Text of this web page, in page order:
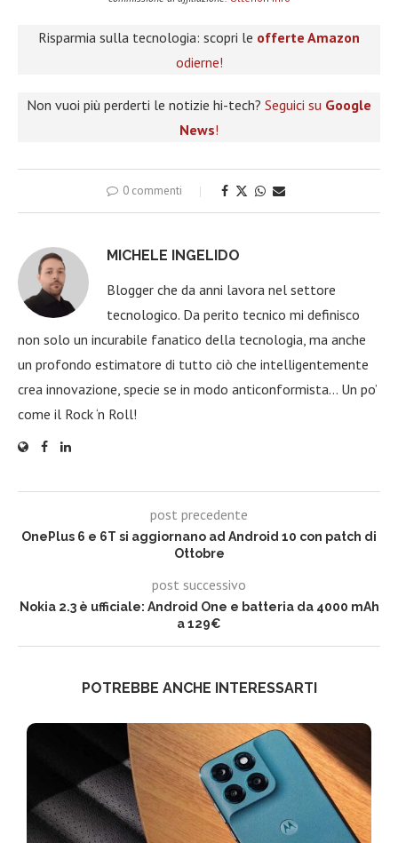
Risparmia sulla tecnologia: scopri le offerte Amazon
odierne!
Non vuoi più perderti le notizie hi-tech? Seguici su Google
News!
0 commenti
MICHELE INGELIDO
Blogger che da anni lavora nel settore
tecnologico. Da perito tecnico mi definisco
non solo un incurabile fanatico della tecnologia, ma anche
un profondo estimatore di tutto ciò che intelligentemente
crea innovazione, specie se in modo anticonformista… Un po’
come il Rock ‘n Roll!
post precedente
OnePlus 6 e 6T si aggiornano ad Android 10 con patch di
Ottobre
post successivo
Nokia 2.3 è ufficiale: Android One e batteria da 4000 mAh
a 129€
POTREBBE ANCHE INTERESSARTI